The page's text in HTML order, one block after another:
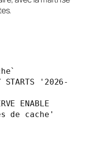
STARTS '2026-
ENABLE
de cache'